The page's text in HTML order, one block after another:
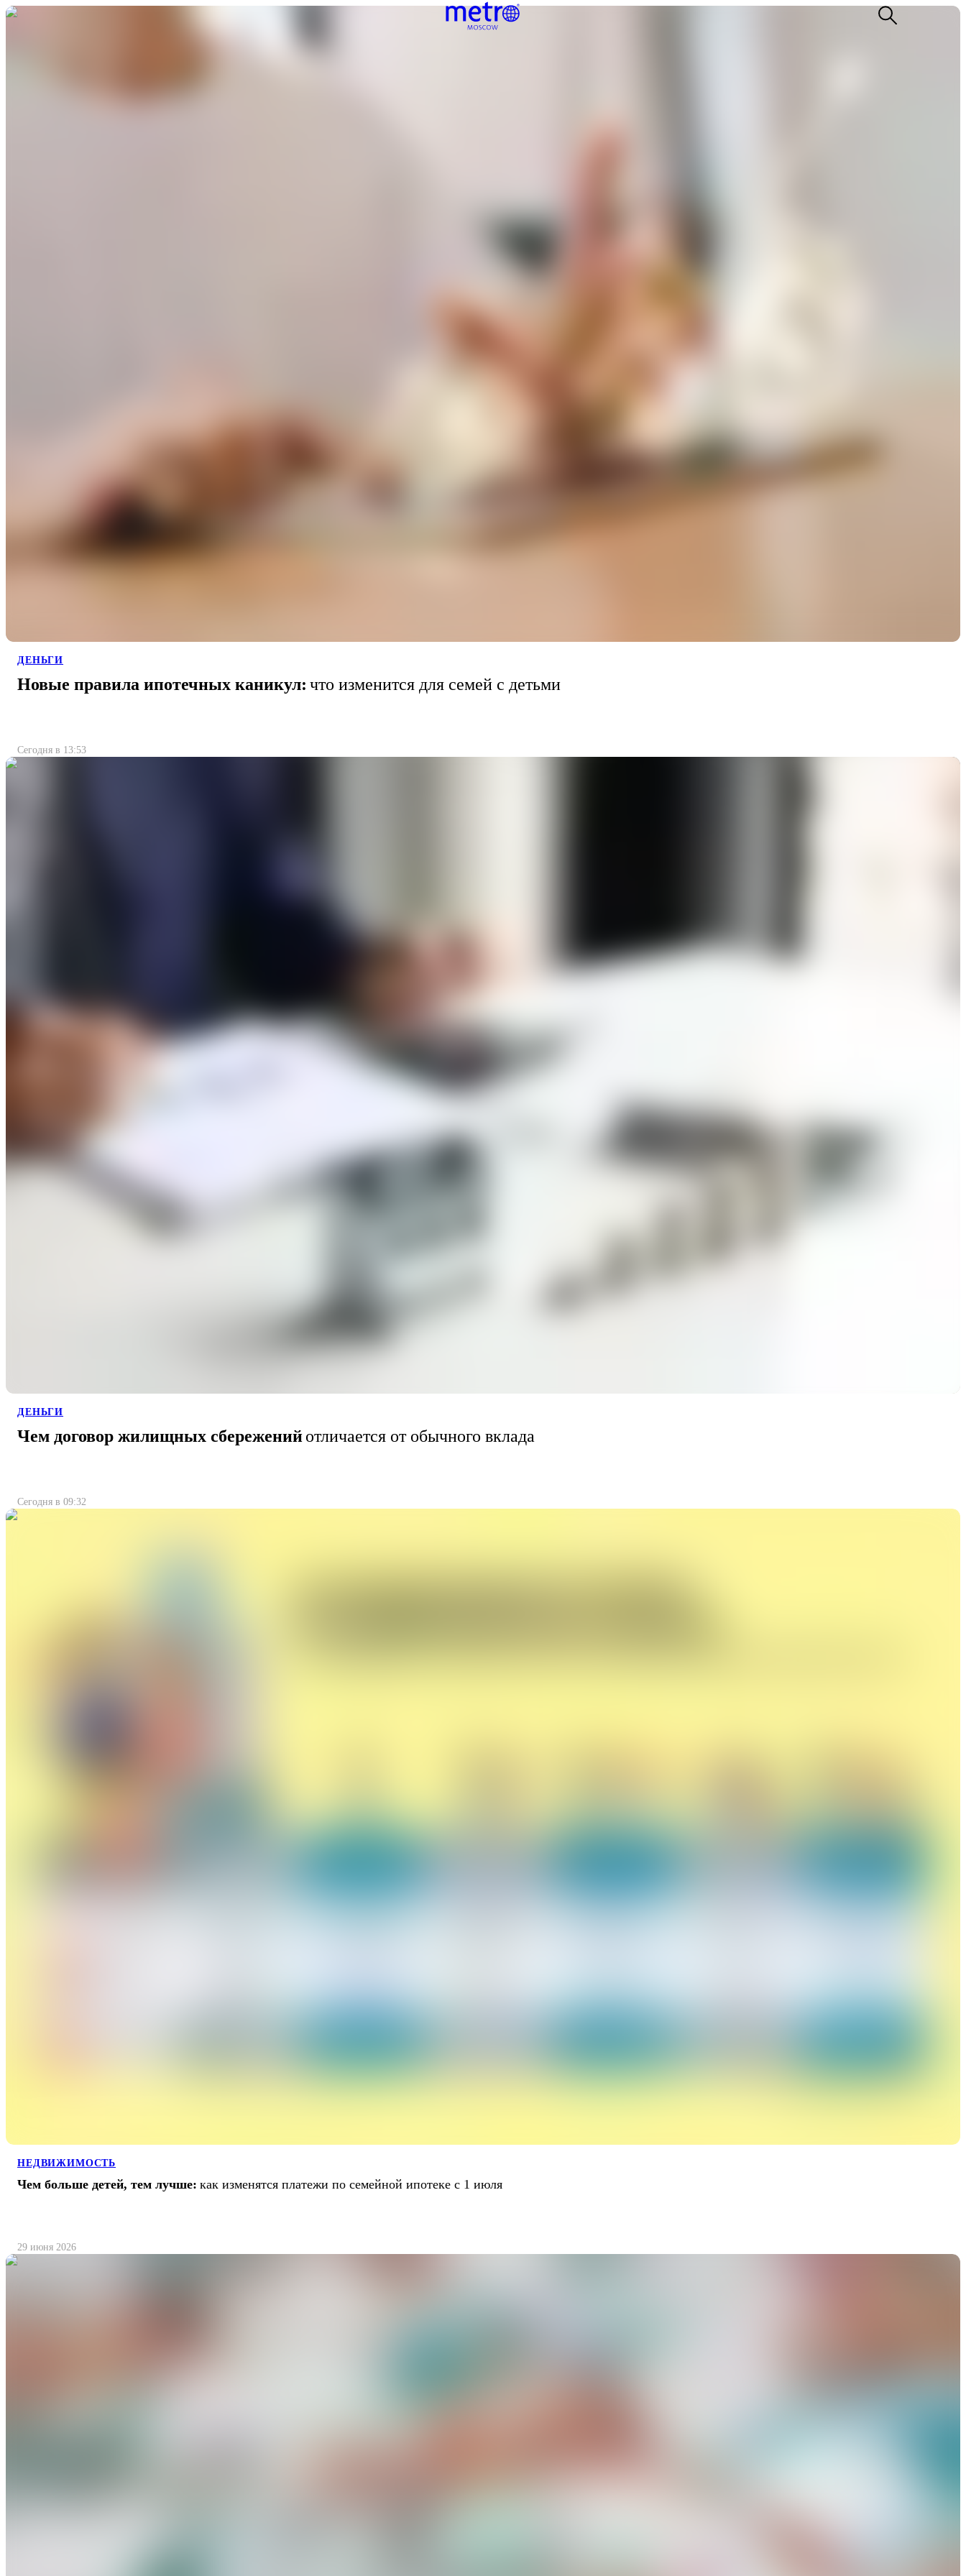
ДЕНЬГИ
Новые правила ипотечных каникул: что изменится для семей с детьми
Сегодня в 13:53
ДЕНЬГИ
Чем договор жилищных сбереженийотличается от обычного вклада
Сегодня в 09:32
НЕДВИЖИМОСТЬ
Чем больше детей, тем лучше: как изменятся платежи по семейной ипотеке c 1 июля
29 июня 2026